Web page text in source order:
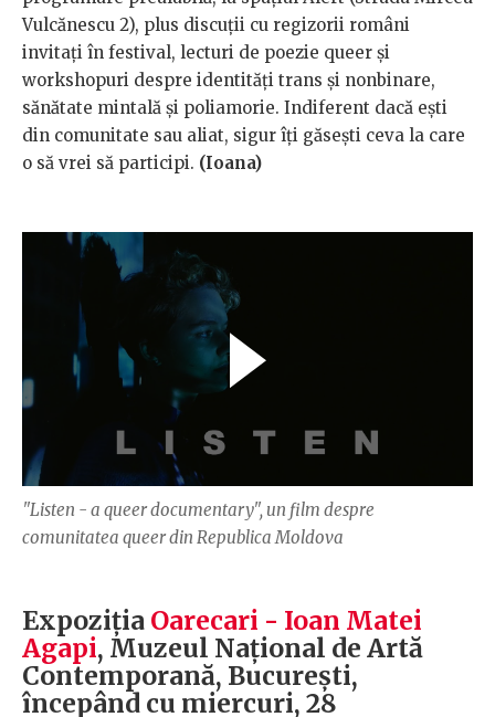
Vulcănescu 2), plus discuții cu regizorii români
invitați în festival, lecturi de poezie queer și
workshopuri despre identități trans și nonbinare,
sănătate mintală și poliamorie. Indiferent dacă ești
din comunitate sau aliat, sigur îți găsești ceva la care
o să vrei să participi. (Ioana)
"Listen - a queer documentary", un film despre
comunitatea queer din Republica Moldova
Expoziția Oarecari - Ioan Matei
Agapi, Muzeul Național de Artă
Contemporană, București,
începând cu miercuri, 28